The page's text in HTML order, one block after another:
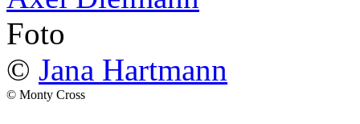
Foto
© Jana Hartmann
© Monty Cross